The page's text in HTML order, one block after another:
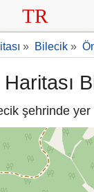
TR
» Bilecik »
Haritası
şehrinde yer